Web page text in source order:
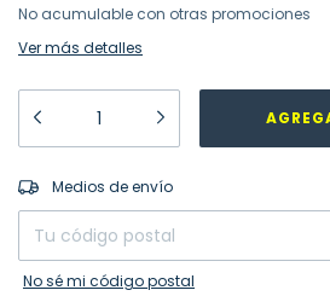
No acumulable con otras promociones
Ver más detalles
Entregas para el CP:
Medios de envío
No sé mi código postal